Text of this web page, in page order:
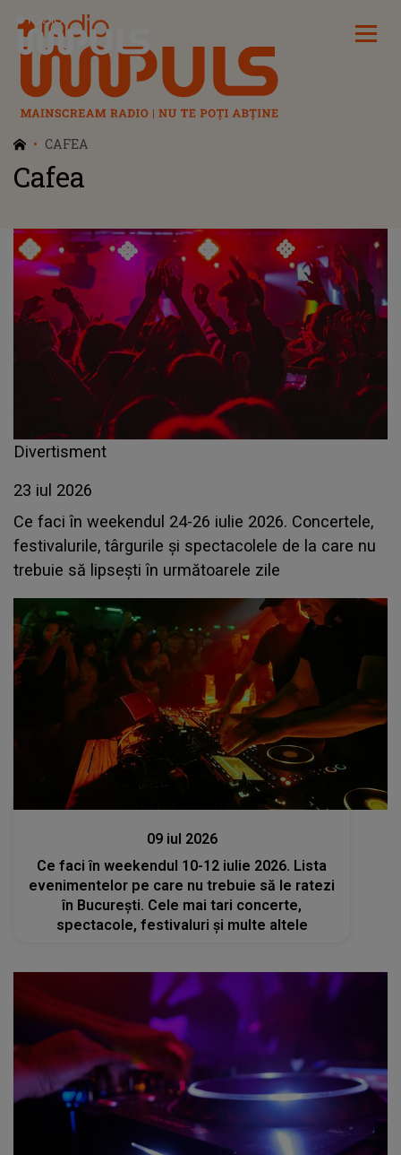
Radio Impuls
CAFEA
Cafea
Divertisment
23 iul 2026
Ce faci în weekendul 24-26 iulie 2026. Concertele,
festivalurile, târgurile și spectacolele de la care nu
trebuie să lipsești în următoarele zile
09 iul 2026
Ce faci în weekendul 10-12 iulie 2026. Lista
evenimentelor pe care nu trebuie să le ratezi
în București. Cele mai tari concerte,
spectacole, festivaluri și multe altele